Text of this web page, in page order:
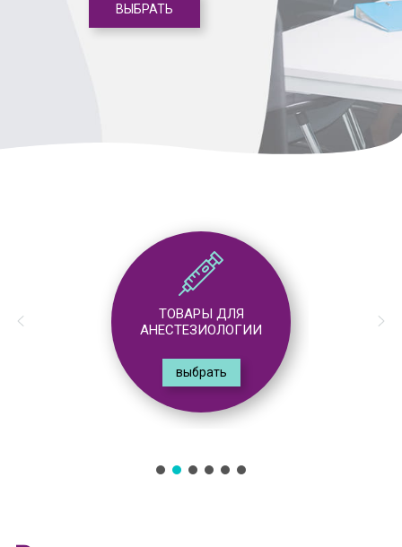
ВЫБРАТЬ
ТОВАРЫ ДЛЯ
АНЕСТЕЗИОЛОГИИ
выбрать